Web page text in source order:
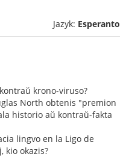
Jazyk: Esperanto
krono-viruso?
North obtenis "premion
historio aŭ kontraŭ-fakta
lingvo en la Ligo de
kio okazis?